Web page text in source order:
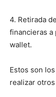
4. Retirada
financieras a
wallet.
Estos son
realizar